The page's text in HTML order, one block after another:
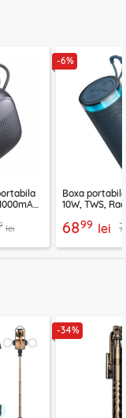
lei
-6%
Boxa
10W, TWS,
6899 lei
-34%